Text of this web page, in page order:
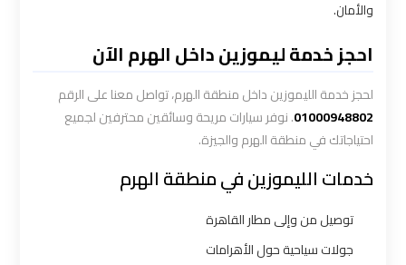
والأمان.
احجز خدمة ليموزين داخل الهرم الآن
لحجز خدمة الليموزين داخل منطقة الهرم، تواصل معنا على الرقم
01000948802. نوفر سيارات مريحة وسائقين محترفين لجميع
احتياجاتك في منطقة الهرم والجيزة.
خدمات الليموزين في منطقة الهرم
توصيل من وإلى مطار القاهرة
جولات سياحية حول الأهرامات
مطروح
ليموزين
الأحمر
القاهرة